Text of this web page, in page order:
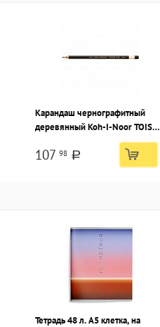
Карандаш чернографитный
деревянный Koh-I-Noor TOISON
D`OR 1900 В заточенный,
шестигранный, картонная
107 98 a
Тетрадь 48 л. А5 клетка, на